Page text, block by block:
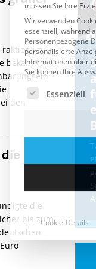
im
bekannt
den
die
bis zum
nach
wurden die
Cookie-Details